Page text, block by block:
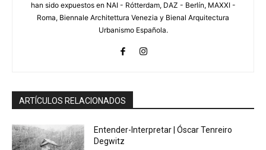
han sido expuestos en NAI - Rótterdam, DAZ - Berlín, MAXXI -
Roma, Biennale Architettura Venezia y Bienal Arquitectura
Urbanismo Española.
ARTÍCULOS RELACIONADOS
Entender-Interpretar | Óscar Tenreiro
Degwitz